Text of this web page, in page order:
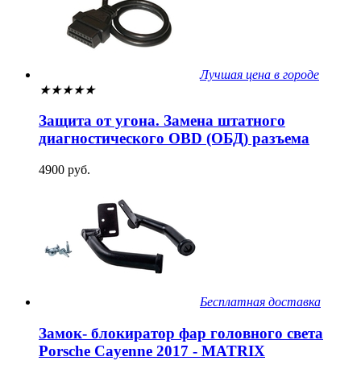
Лучшая цена в городе
★★★★★
Защита от угона. Замена штатного
диагностического OBD (ОБД) разъема
4900 руб.
Бесплатная доставка
Замок- блокиратор фар головного света
Porsche Cayenne 2017 - MATRIX